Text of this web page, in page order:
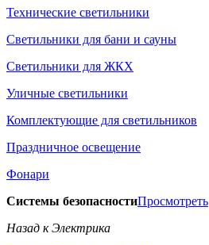
Технические светильники
Светильники для бани и сауны
Светильники для ЖКХ
Уличные светильники
Комплектующие для светильников
Праздничное освещение
Фонари
Системы безопасностиПросмотреть
Назад к Электрика